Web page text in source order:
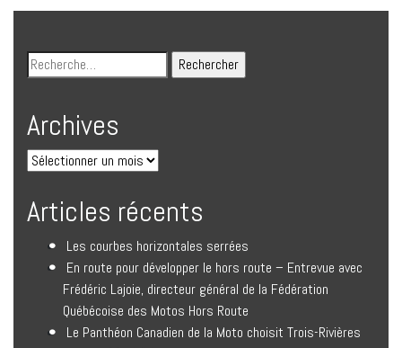
Archives
Articles récents
Les courbes horizontales serrées
En route pour développer le hors route – Entrevue avec
Frédéric Lajoie, directeur général de la Fédération
Québécoise des Motos Hors Route
Le Panthéon Canadien de la Moto choisit Trois-Rivières